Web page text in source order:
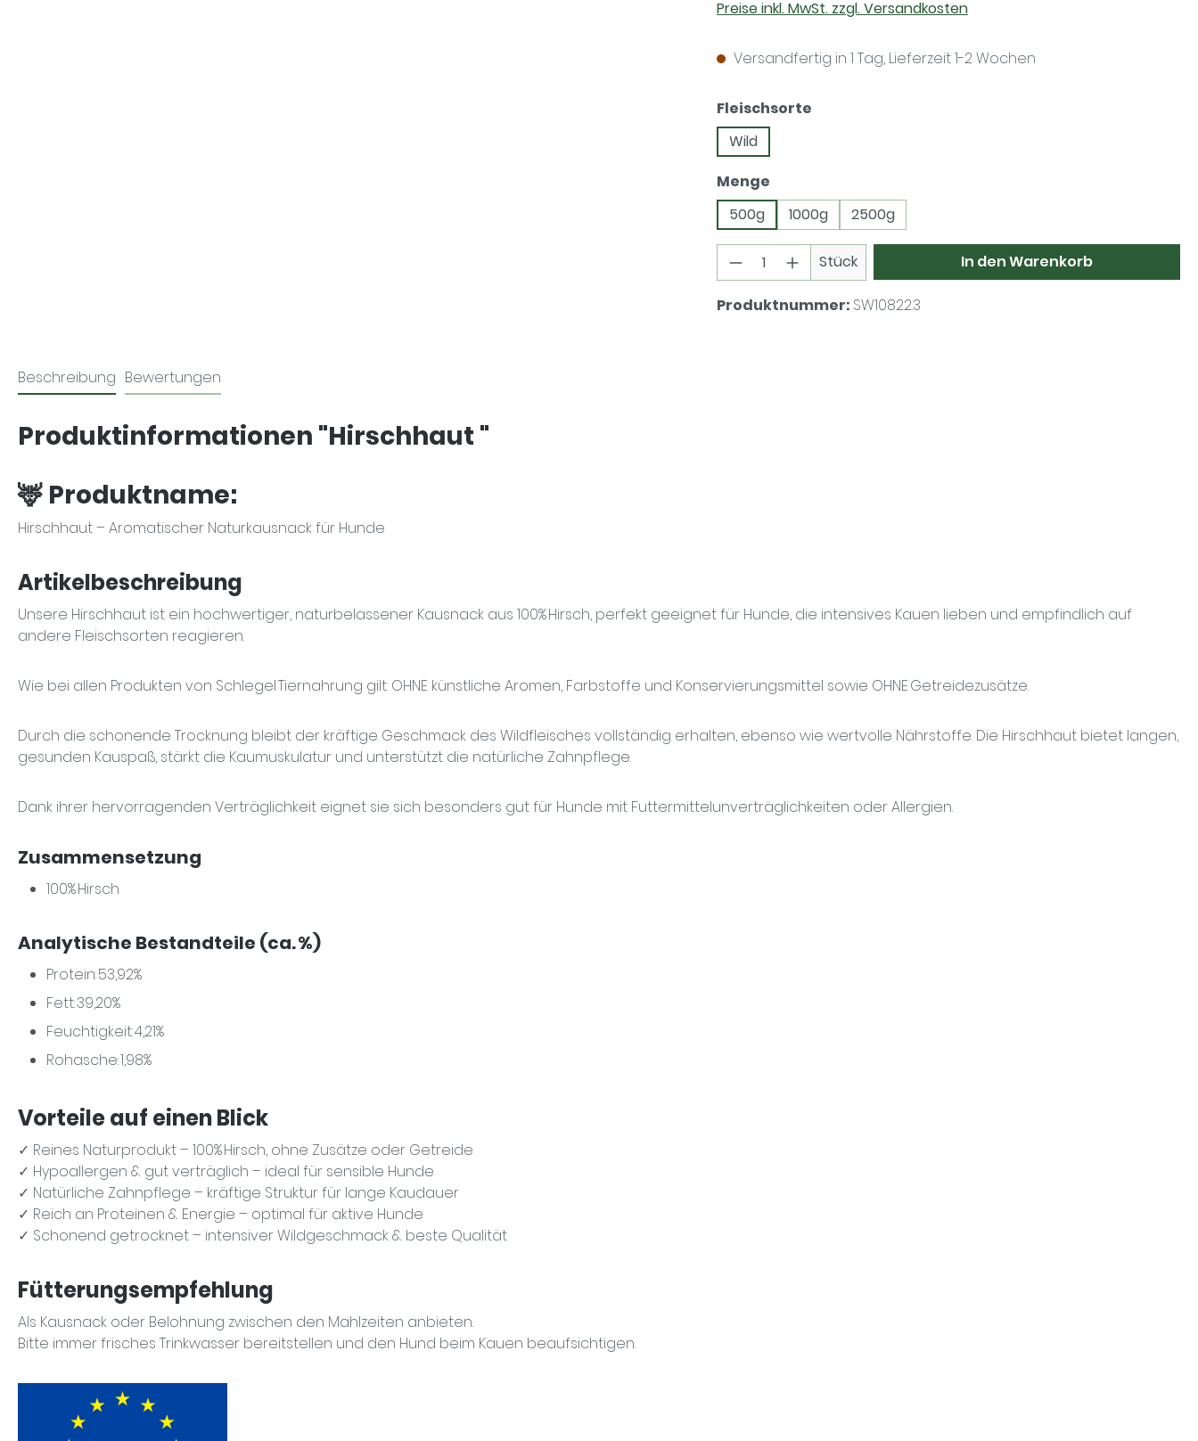
Preise inkl. MwSt. zzgl. Versandkosten
Versandfertig in 1 Tag, Lieferzeit 1-2 Wochen
Fleischsorte
Wild
Menge
500g
1000g 2500g
Produkt Anzahl: Gib den gewünschten Wert
Stück In den Warenkorb
Produktnummer: SW10822.3
Beschreibung Bewertungen
Produktinformationen "Hirschhaut "
🦌 Produktname:
Hirschhaut – Aromatischer Naturkausnack für Hunde
Artikelbeschreibung
Unsere Hirschhaut ist ein hochwertiger, naturbelassener Kausnack aus 100% Hirsch, perfekt geeignet für Hunde, die intensives Kauen lieben und empfindlich auf
andere Fleischsorten reagieren.
Wie bei allen Produkten von Schlegel Tiernahrung gilt: OHNE künstliche Aromen, Farbstoffe und Konservierungsmittel sowie OHNE Getreidezusätze.
Durch die schonende Trocknung bleibt der kräftige Geschmack des Wildfleisches vollständig erhalten, ebenso wie wertvolle Nährstoffe. Die Hirschhaut bietet langen,
gesunden Kauspaß, stärkt die Kaumuskulatur und unterstützt die natürliche Zahnpflege.
Dank ihrer hervorragenden Verträglichkeit eignet sie sich besonders gut für Hunde mit Futtermittelunverträglichkeiten oder Allergien.
Zusammensetzung
100% Hirsch
Analytische Bestandteile (ca. %)
Protein:53,92%
Fett:39,20%
Feuchtigkeit:4,21%
Rohasche:1,98%
Vorteile auf einen Blick
✓ Reines Naturprodukt– 100% Hirsch, ohne Zusätze oder Getreide
✓ Hypoallergen & gut verträglich – ideal für sensible Hunde
✓ Natürliche Zahnpflege – kräftige Struktur für lange Kaudauer
✓ Reich an Proteinen & Energie – optimal für aktive Hunde
✓ Schonend getrocknet– intensiver Wildgeschmack & beste Qualität
Fütterungsempfehlung
Als Kausnack oder Belohnung zwischen den Mahlzeiten anbieten.
Bitte immer frisches Trinkwasser bereitstellen und den Hund beim Kauen beaufsichtigen.